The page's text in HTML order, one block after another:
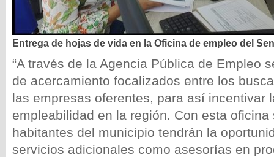
Entrega de hojas de vida en la Oficina de empleo del
“A través de la Agencia Pública de Empleo
de acercamiento focalizados entre los
las empresas oferentes, para así incentivar
empleabilidad en la región. Con esta oficina
habitantes del municipio tendrán la
servicios adicionales como asesorías en